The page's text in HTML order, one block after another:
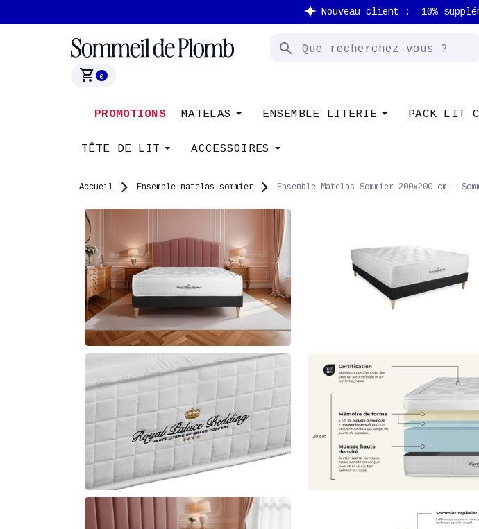
Nouveau client : -10%
search
shopping_cart
0
PROMOTIONS MATELAS ENSEMBLE LITERIE PACK LIT
TÊTE DE LIT ACCESSOIRES
Accueil Ensemble matelas sommier Ensemble Matelas Sommier 200x200 cm -